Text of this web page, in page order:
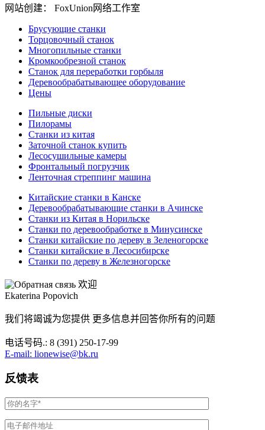
网站创建： FoxUnion网络工作室
Брусующие станки
Торцовочный станок
Многопильные станки
Кромкообрезной станок
Станок для переработки горбыля
Деревообрабатывающее оборудование
Цены
Пильные диски
Пилорамы
Станки из китая
Заточной станок купить
Лесосушильные камеры
Фронтальный погрузчик
Ленточная стреппинг машина
Китайские станки в Канске
Деревообрабатывающие станки в Ачинске
Станки из Китая в Норильске
Станки по деревообработке в Минусинске
Станки китайские по дереву в Зеленогорске
Станки китайские в Лесосибирске
Станки по дереву в Железногорске
欢迎
Ekaterina Popovich
我们将竭诚为您提供 更多信息并回答你所有的问题
电话号码.: 8 (391) 250-17-99
E-mail: lionewise@bk.ru
反馈表